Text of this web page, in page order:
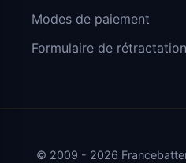
Modes de paiement
Formulaire de rétractation
© 2009 - 2026